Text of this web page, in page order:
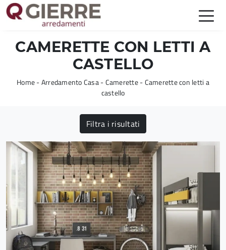
CAMERETTE CON LETTI A
CASTELLO
Home-Arredamento Casa-Camerette-Camerette con letti a
castello
Filtra i risultati